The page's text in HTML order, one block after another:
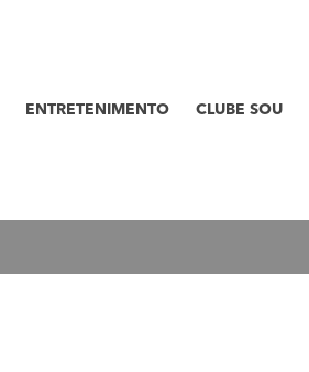
ENTRETENIMENTO CLUBE SOU